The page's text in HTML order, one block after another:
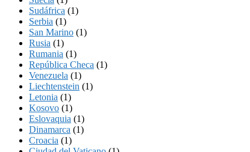
Sudáfrica (1)
Serbia (1)
San Marino (1)
Rusia (1)
Rumania (1)
República Checa (1)
Venezuela (1)
Liechtenstein (1)
Letonia (1)
Kosovo (1)
Eslovaquia (1)
Dinamarca (1)
Croacia (1)